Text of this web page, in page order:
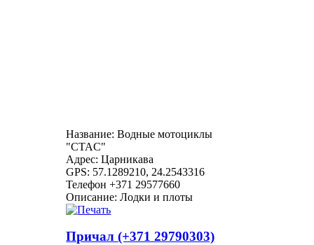
Название: Водные мотоциклы
"CTAC"
Адрес: Царникава
GPS: 57.1289210, 24.2543316
Телефон +371 29577660
Описание: Лодки и плоты
Причал (+371 29790303)